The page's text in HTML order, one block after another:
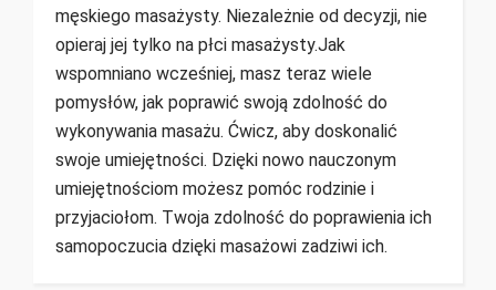
męskiego masażysty. Niezależnie od decyzji, nie
opieraj jej tylko na płci masażysty.Jak
wspomniano wcześniej, masz teraz wiele
pomysłów, jak poprawić swoją zdolność do
wykonywania masażu. Ćwicz, aby doskonalić
swoje umiejętności. Dzięki nowo nauczonym
umiejętnościom możesz pomóc rodzinie i
przyjaciołom. Twoja zdolność do poprawienia ich
samopoczucia dzięki masażowi zadziwi ich.